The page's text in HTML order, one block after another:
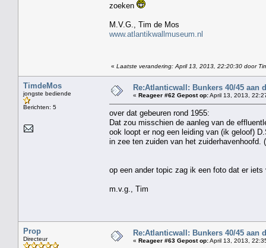
zoeken
M.V.G., Tim de Mos
www.atlantikwallmuseum.nl
« Laatste verandering: April 13, 2013, 22:20:30 door
TimdeMos
jongste bediende
Berichten: 5
Re:Atlanticwall: Bunkers 40/45 aan
« Reageer #62 Gepost op:April 13, 2013,
over dat gebeuren rond 1955:
Dat zou misschien de aanleg van de
ook loopt er nog een leiding van (ik geloof)
in zee ten zuiden van het zuiderhavenhoofd.
op een ander topic zag ik een foto dat er
m.v.g., Tim
Prop
Directeur
Re:Atlanticwall: Bunkers 40/45 aan
« Reageer #63 Gepost op:April 13, 2013,